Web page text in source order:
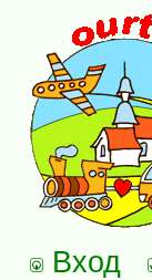
Вход